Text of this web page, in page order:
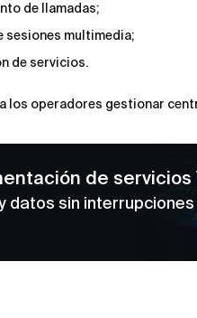
de llamadas;
sesiones multimedia;
de servicios.
los operadores gestionar
de servicios
datos sin